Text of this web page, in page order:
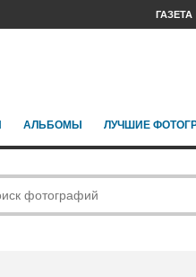
ГАЗЕТА
АЛЬБОМЫ ЛУЧШИЕ